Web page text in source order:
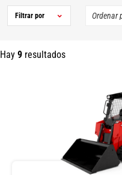
Hay 9 resultados
Filtrar por